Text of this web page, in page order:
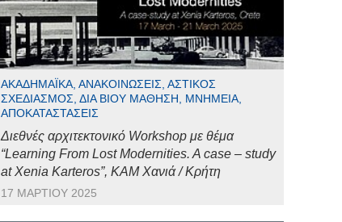
ΑΚΑΔΗΜΑΪΚΆ, ΑΝΑΚΟΙΝΏΣΕΙΣ, ΑΣΤΙΚΌΣ
ΣΧΕΔΙΑΣΜΌΣ, ΔΙΆ ΒΊΟΥ ΜΆΘΗΣΗ, ΜΝΗΜΕΊΑ,
ΑΠΟΚΑΤΑΣΤΆΣΕΙΣ
Διεθνές αρχιτεκτονικό Workshop με θέμα
“Learning From Lost Modernities. A case – study
at Xenia Karteros”, ΚΑΜ Χανιά / Κρήτη
17 ΜΑΡΤΊΟΥ 2025